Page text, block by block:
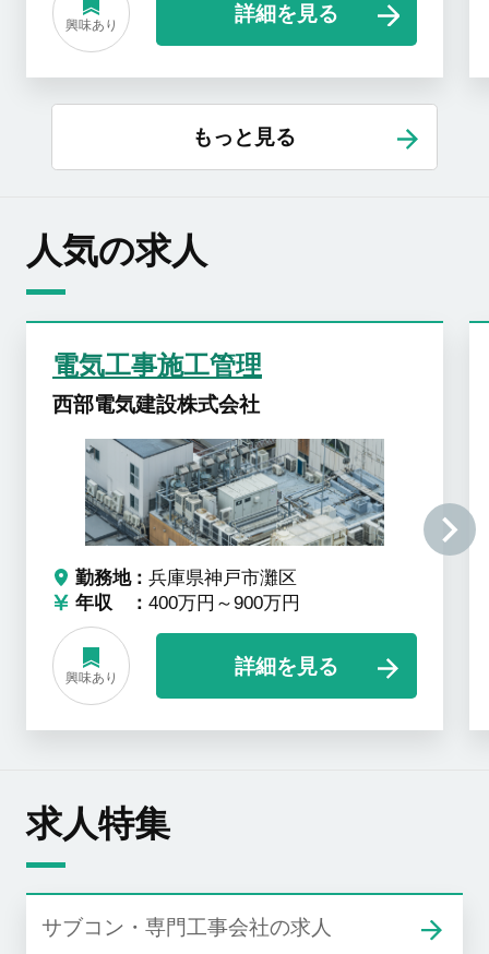
興味あり
詳細を見る
もっと見る
人気の求人
電気工事施工管理
西部電気建設株式会社
勤務地
兵庫県神戸市灘区
年収
400万円～900万円
興味あり
詳細を見る
求人特集
サブコン・専門工事会社の求人